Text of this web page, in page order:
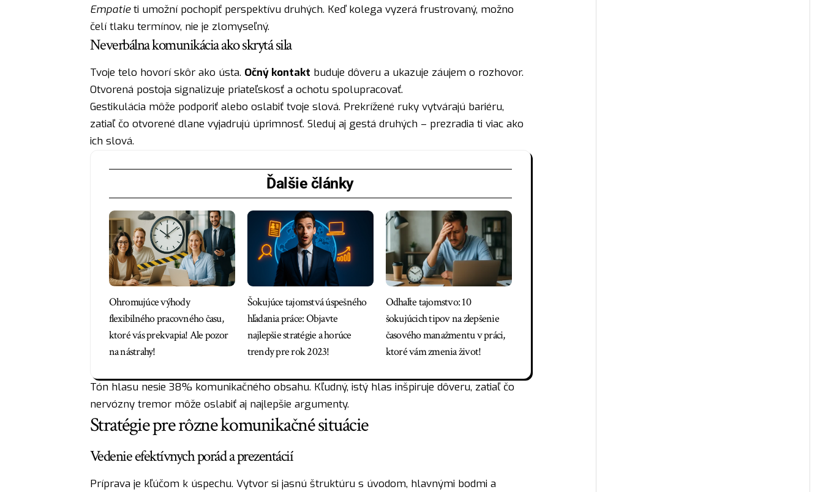
Empatieti umožní pochopiť perspektívu druhých. Keď kolega vyzerá frustrovaný, možno
čelí tlaku termínov, nie je zlomyseľný.
Neverbálna komunikácia ako skrytá sila
Tvoje telo hovorí skôr ako ústa. Očný kontakt buduje dôveru a ukazuje záujem o rozhovor.
Otvorená postoja signalizuje priateľskosť a ochotu spolupracovať.
Gestikulácia môže podporiť alebo oslabiť tvoje slová. Prekrížené ruky vytvárajú bariéru,
zatiaľ čo otvorené dlane vyjadrujú úprimnosť. Sleduj aj gestá druhých – prezradia ti viac ako
ich slová.
Ďalšie články
Ohromujúce výhody
flexibilného pracovného času,
ktoré vás prekvapia! Ale pozor
na nástrahy!
Šokujúce tajomstvá úspešného
hľadania práce: Objavte
najlepšie stratégie a horúce
trendy pre rok 2023!
Odhaľte tajomstvo: 10
šokujúcich tipov na zlepšenie
časového manažmentu v práci,
ktoré vám zmenia život!
Tón hlasu nesie 38% komunikačného obsahu. Kľudný, istý hlas inšpiruje dôveru, zatiaľ čo
nervózny tremor môže oslabiť aj najlepšie argumenty.
Stratégie pre rôzne komunikačné situácie
Vedenie efektívnych porád a prezentácií
Príprava je kľúčom k úspechu. Vytvor si jasnú štruktúru s úvodom, hlavnými bodmi a